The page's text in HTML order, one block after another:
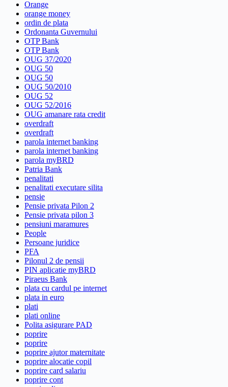
Orange
orange money
ordin de plata
Ordonanta Guvernului
OTP Bank
OTP Bank
OUG 37/2020
OUG 50
OUG 50
OUG 50/2010
OUG 52
OUG 52/2016
OUG amanare rata credit
overdraft
overdraft
parola internet banking
parola internet banking
parola myBRD
Patria Bank
penalitati
penalitati executare silita
pensie
Pensie privata Pilon 2
Pensie privata pilon 3
pensiuni maramures
People
Persoane juridice
PFA
Pilonul 2 de pensii
PIN aplicatie myBRD
Piraeus Bank
plata cu cardul pe internet
plata in euro
plati
plati online
Polita asigurare PAD
poprire
poprire
poprire ajutor maternitate
poprire alocatie copil
poprire card salariu
poprire cont